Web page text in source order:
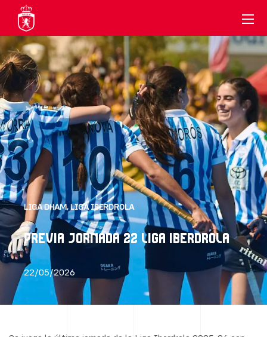
LIGA DHAM,LIGA IBERDROLA
PREVIA JORNADA 22 LIGA IBERDROLA
22/05/2026